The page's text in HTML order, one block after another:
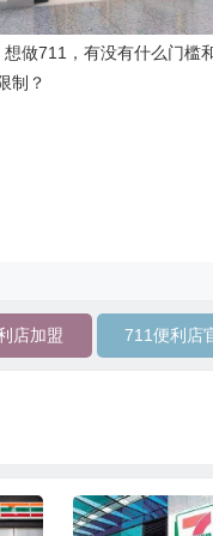
想做711，有没有什么门槛
制？
店加盟 711便利店